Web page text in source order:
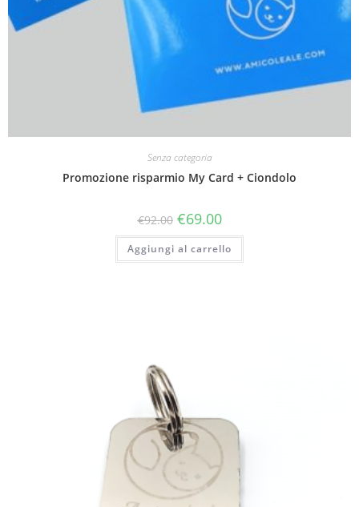
Senza categoria
Promozione risparmio My Card + Ciondolo
€92.00 €69.00
Aggiungi al carrello